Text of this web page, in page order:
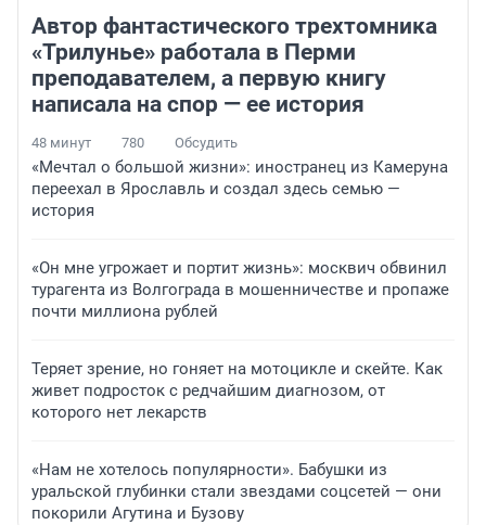
Автор фантастического трехтомника
«Трилунье» работала в Перми
преподавателем, а первую книгу
написала на спор — ее история
48 минут 780 Обсудить
«Мечтал о большой жизни»: иностранец из Камеруна
переехал в Ярославль и создал здесь семью —
история
«Он мне угрожает и портит жизнь»: москвич обвинил
турагента из Волгограда в мошенничестве и пропаже
почти миллиона рублей
Теряет зрение, но гоняет на мотоцикле и скейте. Как
живет подросток с редчайшим диагнозом, от
которого нет лекарств
«Нам не хотелось популярности». Бабушки из
уральской глубинки стали звездами соцсетей — они
покорили Агутина и Бузову